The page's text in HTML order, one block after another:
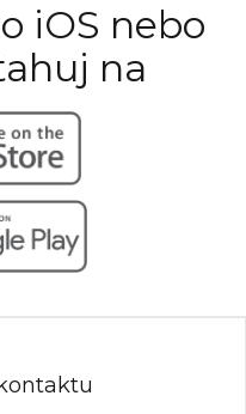
iOS nebo
na